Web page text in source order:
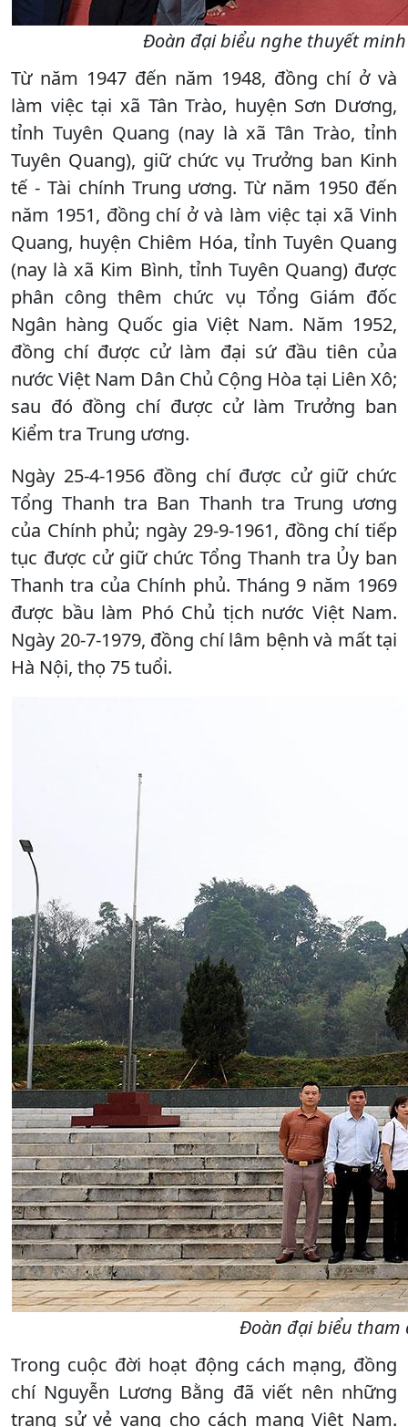
Đoàn đại biểu nghe thuyết
Từ năm 1947 đến năm 1948, đồng chí ở và
làm việc tại xã Tân Trào, huyện Sơn Dương,
tỉnh Tuyên Quang (nay là xã Tân Trào, tỉnh
Tuyên Quang), giữ chức vụ Trưởng ban Kinh
tế - Tài chính Trung ương. Từ năm 1950 đến
năm 1951, đồng chí ở và làm việc tại xã Vinh
Quang, huyện Chiêm Hóa, tỉnh Tuyên Quang
(nay là xã Kim Bình, tỉnh Tuyên Quang) được
phân công thêm chức vụ Tổng Giám đốc
Ngân hàng Quốc gia Việt Nam. Năm 1952,
đồng chí được cử làm đại sứ đầu tiên của
nước Việt Nam Dân Chủ Cộng Hòa tại Liên Xô;
sau đó đồng chí được cử làm Trưởng ban
Kiểm tra Trung ương.
Ngày 25-4-1956 đồng chí được cử giữ chức
Tổng Thanh tra Ban Thanh tra Trung ương
của Chính phủ; ngày 29-9-1961, đồng chí tiếp
tục được cử giữ chức Tổng Thanh tra Ủy ban
Thanh tra của Chính phủ. Tháng 9 năm 1969
được bầu làm Phó Chủ tịch nước Việt Nam.
Ngày 20-7-1979, đồng chí lâm bệnh và mất tại
Hà Nội, thọ 75 tuổi.
Đoàn đại biểu tham
Trong cuộc đời hoạt động cách mạng, đồng
chí Nguyễn Lương Bằng đã viết nên những
trang sử vẻ vang cho cách mạng Việt Nam.